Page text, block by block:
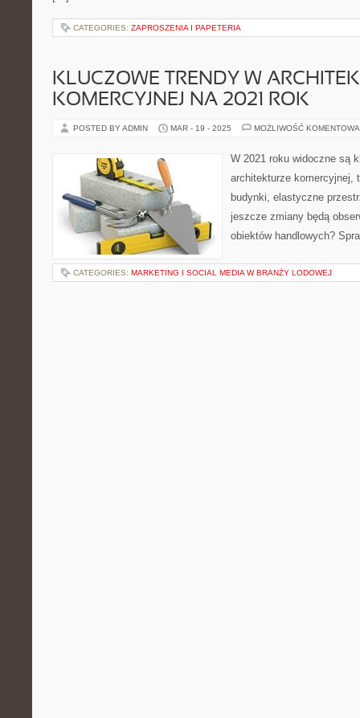
CATEGORIES: ZAPROSZENIA I PAPETERIA
KLUCZOWE TRENDY W
KOMERCYJNEJ NA 2021 ROK
POSTED BY ADMIN MAR - 19 - 2025 MOŻLIWOŚĆ
W 2021 roku widoczne są
architekturze komercyjnej,
budynki, elastyczne
jeszcze zmiany będą
obiektów handlowych?
CATEGORIES: MARKETING I SOCIAL MEDIA W BRANŻY LODOWEJ